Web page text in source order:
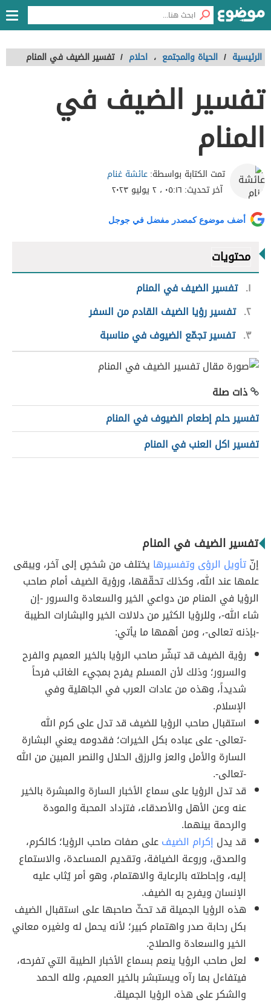
الرئيسية / الحياة والمجتمع ، احلام / تفسير الضيف في المنام
تفسير الضيف في
المنام
تمت الكتابة بواسطة:عائشة غنام
آخر تحديث: ٠٥:١٦ ، ٢ يوليو ٢٠٢٣
أضف موضوع كمصدر مفضل في جوجل
محتويات
١ تفسير الضيف في المنام
٢ تفسير رؤيا الضيف القادم من السفر
٣ تفسير تجمّع الضيوف في مناسبة
ذات صلة
تفسير حلم إطعام الضيوف في المنام
تفسير اكل العنب في المنام
تفسير الضيف في المنام
إنّتأويل الرؤى وتفسيرها يختلف من شخصٍ إلى آخر، ويبقى
علمها عند الله، وكذلك تحقّقها، ورؤية الضيف أمام صاحب
الرؤيا في المنام من دواعي الخير والسعادة والسرور -إن
شاء الله-، وللرؤيا الكثير من دلالات الخير والبشارات الطيبة
-بإذنه تعالى-، ومن أهمها ما يأتي:
رؤية الضيف قد تبشّر صاحب الرؤيا بالخير العميم والفرح
والسرور؛ وذلك لأن المسلم يفرح بمجيء الغائب فرحاً
شديداً، وهذه من عادات العرب في الجاهلية وفي
الإسلام.
استقبال صاحب الرؤيا للضيف قد تدل على كرم الله
-تعالى- على عباده بكل الخيرات؛ فقدومه يعني البشارة
السارة والأمل والعز والرزق الحلال والنصر المبين من الله
-تعالى-.
قد تدل الرؤيا على سماع الأخبار السارة والمبشرة بالخير
عنه وعن الأهل والأصدقاء، فتزداد المحبة والمودة
والرحمة بينهما.
قد يدل إكرام الضيفعلى صفات صاحب الرؤيا؛ كالكرم،
والصدق، وروعة الضيافة، وتقديم المساعدة، والاستماع
إليه، وإحاطته بالرعاية والاهتمام، وهو أمر يُثاب عليه
الإنسان ويفرح به الضيف.
هذه الرؤيا الجميلة قد تحثّ صاحبها على استقبال الضيف
بكل رحابة صدر واهتمام كبير؛ لأنه يحمل له ولغيره معاني
الخير والسعادة والصلاح.
لعل صاحب الرؤيا ينعم بسماع الأخبار الطيبة التي تفرحه،
فيتفاءل بما رآه ويستبشر بالخير العميم، ولله الحمد
والشكر على هذه الرؤيا الجميلة.